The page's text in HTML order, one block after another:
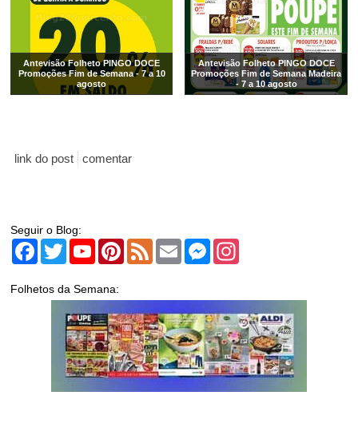
Antevisão Folheto PINGO DOCE
Promoções Fim de Semana - 7 a 10
agosto
Antevisão Folheto PINGO DOCE
Promoções Fim de Semana Madeira
- 7 a 10 agosto
link do post comentar
Seguir o Blog:
Facebook
TwitterYouTubePinterest
Feed Email Messenger
Folhetos da Semana: